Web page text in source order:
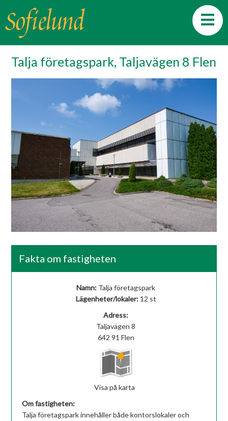
Talja företagspark, Taljavägen 8 Flen
Fakta om fastigheten
Namn: Talja företagspark
Lägenheter/lokaler:12 st
Adress:
Taljavägen 8
642 91 Flen
Visa på karta
Om fastigheten:
Talja företagspark innehåller både kontorslokaler och